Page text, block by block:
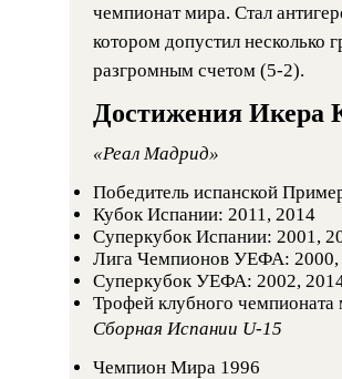
чемпионат мира. Стал
котором допустил несколько
разгромным счетом (5-2).
Достижения Икера
«Реал Мадрид»
Победитель испанской
Кубок Испании: 2011, 2014
Суперкубок Испании: 2001,
Лига Чемпионов УЕФА: 2000,
Суперкубок УЕФА: 2002,
Трофей клубного чемпионата
Сборная Испании U-15
Чемпион Мира 1996